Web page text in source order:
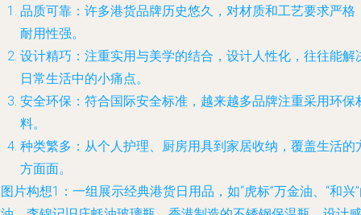
品质可靠 ：许多港货品牌历史悠久，对材质和工艺要求严格
耐用性强。
设计精巧 ：注重实用与美学的结合，设计人性化，往往能解
日常生活中的小痛点。
安全环保 ：符合国际安全标准，越来越多品牌注重采用环保
料。
种类繁多 ：从个人护理、厨房用具到家居收纳，覆盖生活的
方面面。
片构想1：一组展示经典港货日用品，如“虎标”万金油、“和兴